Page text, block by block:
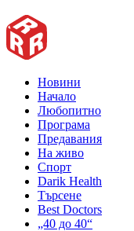
Новини
Начало
Любопитно
Програма
Предавания
На живо
Спорт
Darik Health
Търсене
Best Doctors
„40 до 40“